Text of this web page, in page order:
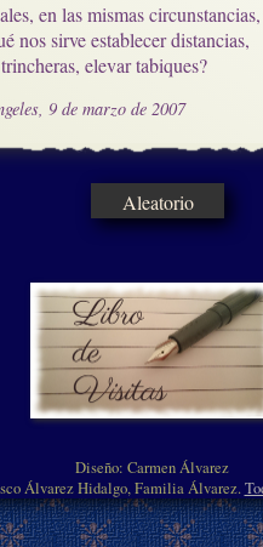
en las mismas circunstancias,
nos sirve establecer distancias,
elevar tabiques?
9 de marzo de 2007
Aleatorio
Diseño: Carmen Álvarez
Álvarez Hidalgo, Familia Álvarez.